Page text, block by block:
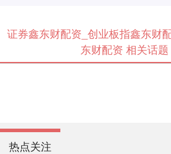
证券鑫东财配资_创业板指鑫东财
东财配资 相关话题
热点关注